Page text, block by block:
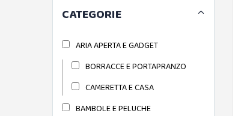
CATEGORIE
ARIA APERTA E GADGET
BORRACCE E PORTAPRANZO
CAMERETTA E CASA
BAMBOLE E PELUCHE